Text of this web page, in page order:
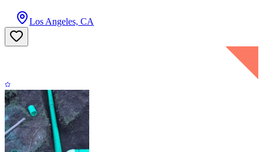
Los Angeles, CA